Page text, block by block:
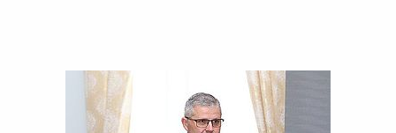
konstruktorów
rozstrzygnięty